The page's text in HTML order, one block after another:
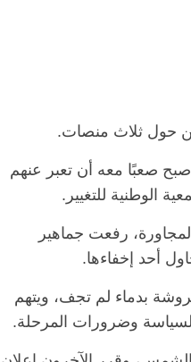
حول ثلاث منصات.
صعبًا معه أن تعبر عنهم
الوطنية للتغيير.
رفعت جماهير
أحد إخفاءها.
بدماء لم تجف، ويتهم
السياسة وضرورات المرحلة.